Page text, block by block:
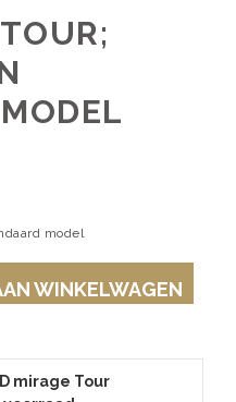
model
WINKELWAGEN
mirage Tour